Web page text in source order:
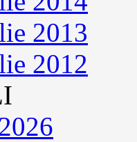
2013
2012